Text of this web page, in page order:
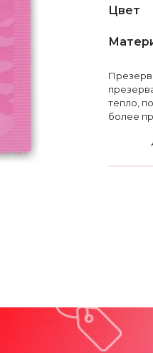
Цвет
тепло,
более